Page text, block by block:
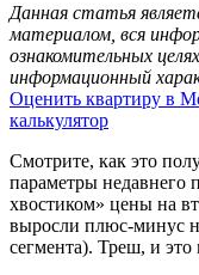
Данная статья
материалом, вся
ознакомительных
информационный
Оценить квартиру в
калькулятор
Смотрите, как это
параметры недавнего
хвостиком» цены на
выросли плюс-минус
сегмента). Треш, и это